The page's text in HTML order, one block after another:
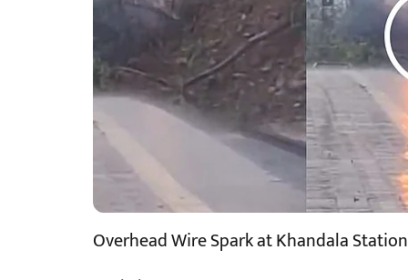
Overhead Wire Spark at Khandala Station